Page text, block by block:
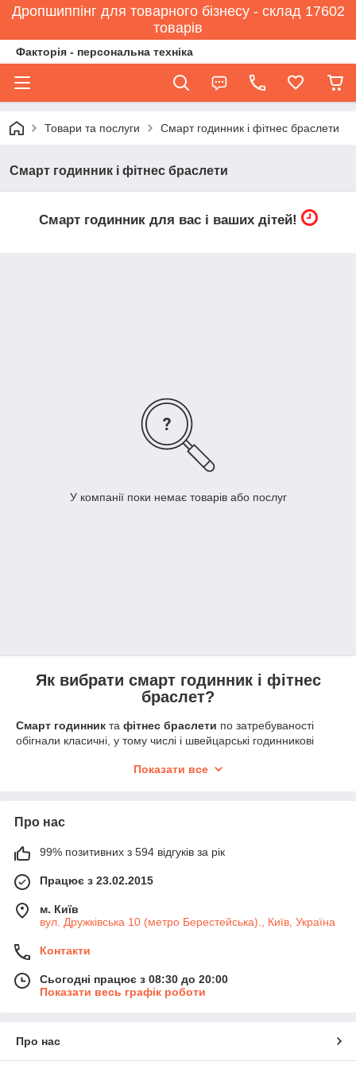
Дропшиппінг для товарного бізнесу - склад 17602
товарів
Факторія - персональна техніка
Товари та послуги Смарт годинник і фітнес браслети
Смарт годинник і фітнес браслети
Смарт годинник для вас і ваших дітей!
У компанії поки немає товарів або послуг
Як вибрати смарт годинник і фітнес
браслет?
Смарт годинник та фітнес браслети по затребуваності
обігнали класичні, у тому числі і швейцарські годинникові
годинним фірмам. Причина того – наявність міні –
Фітнес трекери, функції
наглядом якого поступово змінюється у людини якість
життя, здатний фітнес – браслет. У число його функцій
можуть входити:
Контроль пробіжок (за рахунок
GPS приймач
Показати все
Про нас
99% позитивних з 594 відгуків за рік
Працює з 23.02.2015
м. Київ
вул. Дружківська 10 (метро Берестейська)., Київ, Україна
Контакти
Сьогодні працює з 08:30 до 20:00
Показати весь графік роботи
Про нас